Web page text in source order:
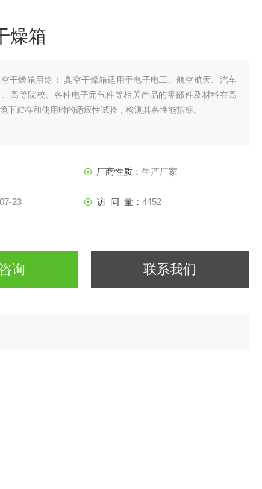
燥箱
干燥箱用途： 真空干燥箱适用于电子电工、航空航天、汽车
高等院校、各种电子元气件等相关产品的零部件及材料在高
下贮存和使用时的适应性试验，检测其各性能指标。
厂商性质： 生产厂家
23 访 问 量： 4452
询 联系我们